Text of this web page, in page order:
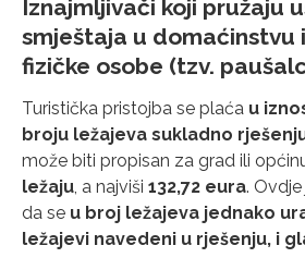
Iznajmljivači koji pružaju
smještaja u domaćinstvu
fizičke osobe (tzv.
Turistička pristojba se plaća u
broju ležajeva sukladno
može biti propisan za grad ili
ležaju , a najviši 132,72 eura.
da se u broj ležajeva jednako
ležajevi navedeni u rješenju, i